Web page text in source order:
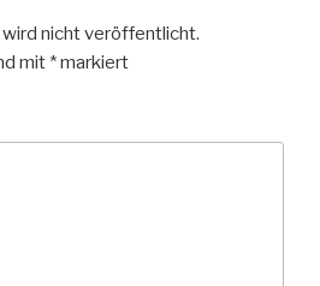
nicht veröffentlicht.
mit *markiert